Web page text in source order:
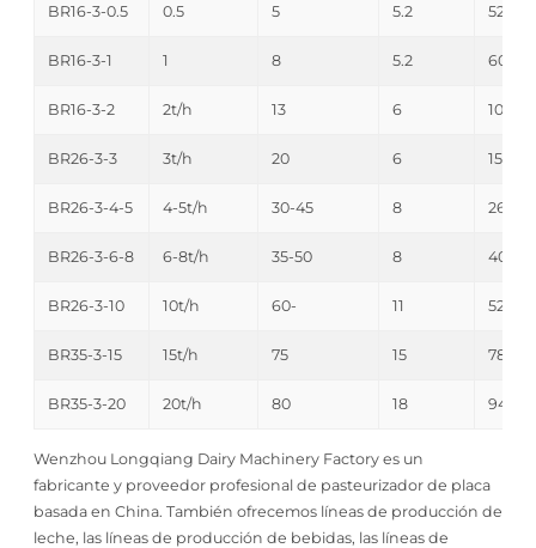
BR16-3-0.5 0.5 5 5.2 52
BR16-3-1 1 8 5.2 60
BR16-3-2 2t/h 13 6 104
BR26-3-3 3t/h 20 6 156
BR26-3-4-5 4-5t/h 30-45 8 260
BR26-3-6-8 6-8t/h 35-50 8 400
BR26-3-10 10t/h 60- 11 520
BR35-3-15 15t/h 75 15 780
BR35-3-20 20t/h 80 18 945
Wenzhou Longqiang Dairy Machinery Factory es un
fabricante y proveedor profesional de pasteurizador de placa
basada en China. También ofrecemos líneas de producción de
leche, las líneas de producción de bebidas, las líneas de